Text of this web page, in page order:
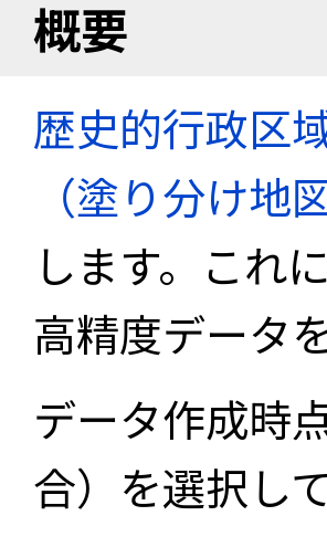
概要
歴史的行政区
（塗り分け地図
します。これ
高精度データ
データ作成時
合）を選択し